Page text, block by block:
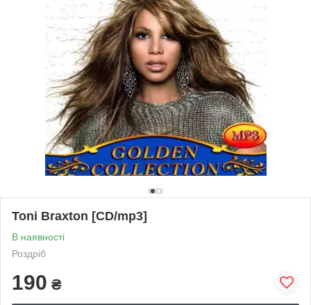
Toni Braxton [CD/mp3]
В наявності
Роздріб
190 ₴